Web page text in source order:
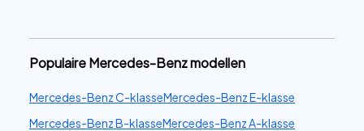
Populaire Mercedes-Benz modellen
Mercedes-Benz C-klasseMercedes-Benz E-klasse
Mercedes-Benz B-klasseMercedes-Benz A-klasse